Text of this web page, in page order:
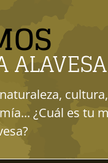
ALAVESA
¿Cuál es tu